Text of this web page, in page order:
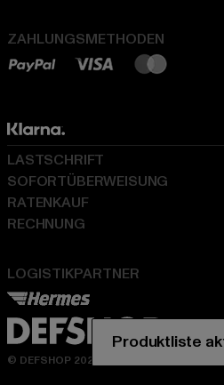
ZAHLUNGSMETHODEN
LOGISTIKPARTNER
LASTSCHRIFT
SOFORTÜBERWEISUNG
RATENKAUF
RECHNUNG
© DEFSHOP 2026. Alle Rechte vorbehalten